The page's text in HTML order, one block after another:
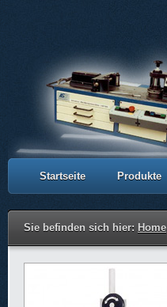
Startseite Produkte
Sie befinden sich hier: Home